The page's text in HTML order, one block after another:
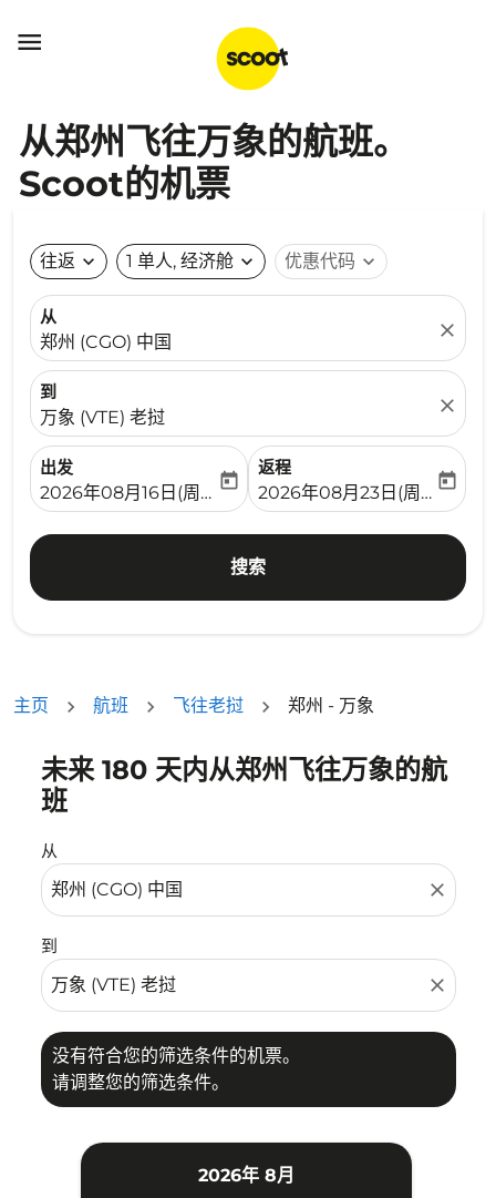

从郑州飞往万象的航班。
Scoot的机票
往返 expand_more 1 单人, 经济舱 expand_more 优惠代码 expand_more
从
郑州 (CGO) 中国
close
到
万象 (VTE) 老挝
close
出发
fc-booking-departure-date-aria-label
2026年08月16日(周日)
today
返程
fc-booking-return-date-
2026年08月23日(周日)
today
搜索
主页 航班 飞往老挝 郑州 - 万象
未来 180 天内从郑州飞往万象的航
班
从
close
到
close
没有符合您的筛选条件的机票。
请调整您的筛选条件。
没有符合您的筛选条件的机票。请调整您的筛选条件。
2026年 8月